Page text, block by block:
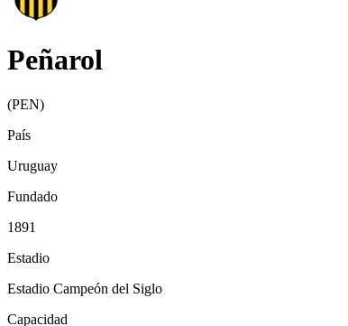
Peñarol
(PEN)
País
Uruguay
Fundado
1891
Estadio
Estadio Campeón del Siglo
Capacidad